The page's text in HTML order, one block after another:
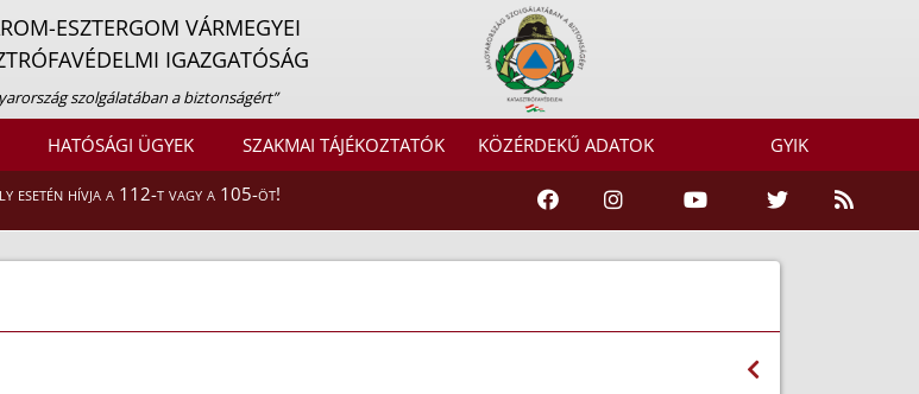
ESZTERGOM VÁRMEGYEI
IGAZGATÓSÁG
szolgálatában a biztonságért”
HATÓSÁGI ÜGYEK SZAKMAI TÁJÉKOZTATÓK KÖZÉRDEKŰ ADATOK GYIK
esetén hívja a 112-t vagy a 105-öt!